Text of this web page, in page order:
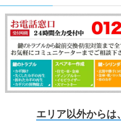
エリア以外からは